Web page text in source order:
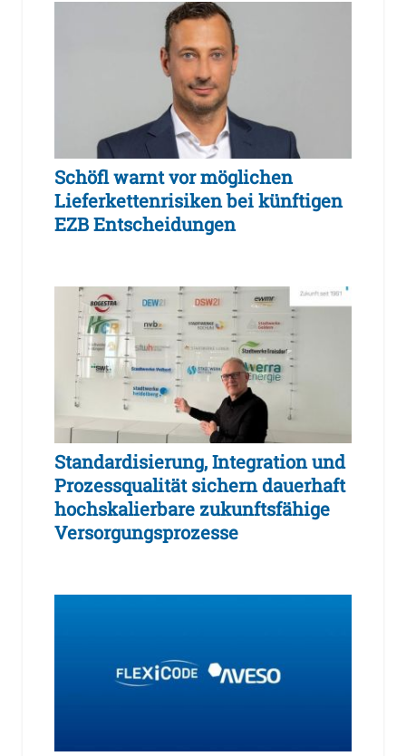
Schöfl warnt vor möglichen
Lieferkettenrisiken bei künftigen
EZB Entscheidungen
Standardisierung, Integration und
Prozessqualität sichern dauerhaft
hochskalierbare zukunftsfähige
Versorgungsprozesse